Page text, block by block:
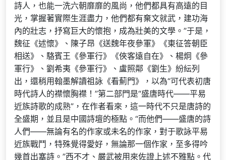
詩人，也能一洗六朝靡靡的風尚，他們都具有高遠的目
光，掌握著實際生涯盡力，他們都有棄文就武，建功海
內的壯志，抒寫巨大的懷抱，成為壯美的文學。”于是，
魏征《述懷》、陳子昂《送魏年夜參軍》《東征答朝臣
相送》、駱賓王《參軍行》《俠客遠自在》、楊炯《參
軍行》、劉希夷《參軍行》、盧照鄰《劉生》紛紜列
出，還稍用翰墨解讀祖詠《看薊門》，以為“可代表初唐
時代詩人的襟懷胸襟！”第二部門是“盛唐時代——平易
近族詩歌的成熟”，在作者看來，這一時代不只是唐詩的
全盛期，並且是中國詩壇的極點。“而他們——盛唐的詩
人們——無論有名的作家或未名的作家，對于歌詠平易
近族戰鬥，特殊覺得愛好，無論那一個作家，至多得吟
幾首出塞詩。”西不才、嚴武被用來佐證上述不雅點。代